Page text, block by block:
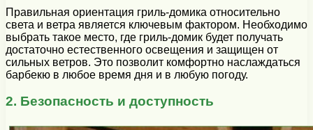
Правильная ориентация гриль-домика относительно
света и ветра является ключевым фактором. Необходимо
выбрать такое место, где гриль-домик будет получать
достаточно естественного освещения и защищен от
сильных ветров. Это позволит комфортно наслаждаться
барбекю в любое время дня и в любую погоду.
2. Безопасность и доступность